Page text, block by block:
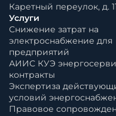
Каретный переулок, д.
Услуги
Снижение затрат на
электроснабжение для
предприятий
АИИС КУЭ
контракты
Экспертиза
условий
Правовое